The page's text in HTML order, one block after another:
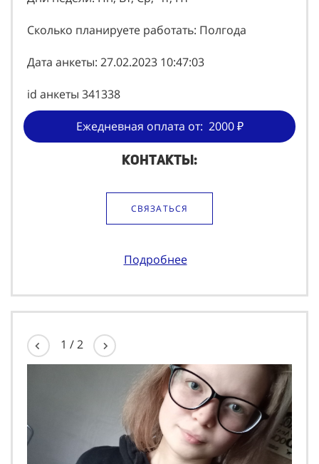
Сколько планируете работать: Полгода
Дата анкеты: 27.02.2023 10:47:03
id анкеты 341338
Ежедневная оплата от: 2000 ₽
Контакты:
СВЯЗАТЬСЯ
Подробнее
1 /2